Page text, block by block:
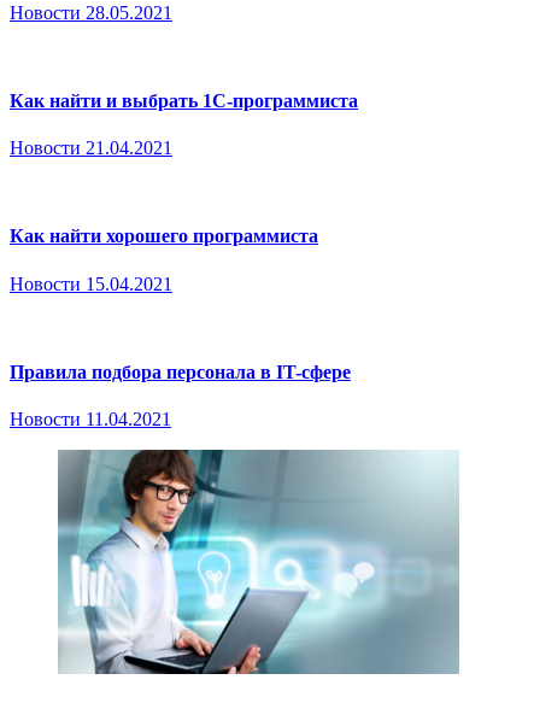
Новости 28.05.2021
Как найти и выбрать 1С-программиста
Новости 21.04.2021
Как найти хорошего программиста
Новости 15.04.2021
Правила подбора персонала в IT-сфере
Новости 11.04.2021